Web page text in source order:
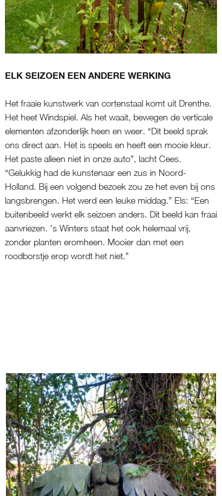
ELK SEIZOEN EEN ANDERE WERKING
Het fraaie kunstwerk van cortenstaal komt uit Drenthe.
Het heet Windspiel. Als het waait, bewegen de verticale
elementen afzonderlijk heen en weer. “Dit beeld sprak
ons direct aan. Het is speels en heeft een mooie kleur.
Het paste alleen niet in onze auto”, lacht Cees.
“Gelukkig had de kunstenaar een zus in Noord-
Holland. Bij een volgend bezoek zou ze het even bij ons
langsbrengen. Het werd een leuke middag.” Els: “Een
buitenbeeld werkt elk seizoen anders. Dit beeld kan fraai
aanvriezen. ’s Winters staat het ook helemaal vrij,
zonder planten eromheen. Mooier dan met een
roodborstje erop wordt het niet.”